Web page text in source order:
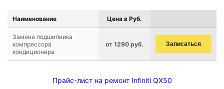
Наименование Цена в Руб.
Замена подшипника
компрессора
кондиционера
от 1290 руб. Записаться
Прайс-лист на ремонт Infiniti QX50